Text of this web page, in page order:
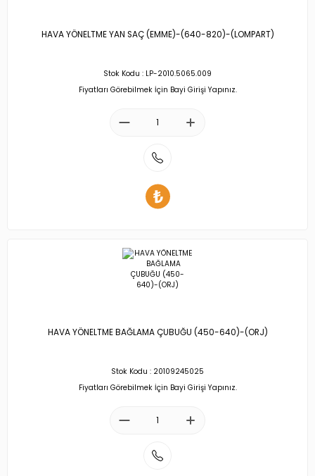
HAVA YÖNELTME YAN SAÇ (EMME)-(640-820)-(LOMPART)
Stok Kodu : LP-2010.5065.009
Fiyatları Görebilmek İçin Bayi Girişi Yapınız.
HAVA YÖNELTME BAĞLAMA ÇUBUĞU (450-640)-(ORJ)
Stok Kodu : 20109245025
Fiyatları Görebilmek İçin Bayi Girişi Yapınız.